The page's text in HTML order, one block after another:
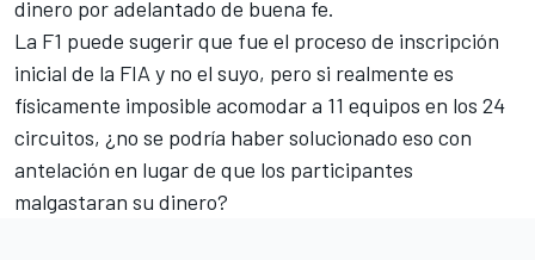
dinero por adelantado de buena fe.
La F1 puede sugerir que fue el proceso de inscripción
inicial de la FIA y no el suyo, pero si realmente es
físicamente imposible acomodar a 11 equipos en los 24
circuitos, ¿no se podría haber solucionado eso con
antelación en lugar de que los participantes
malgastaran su dinero?